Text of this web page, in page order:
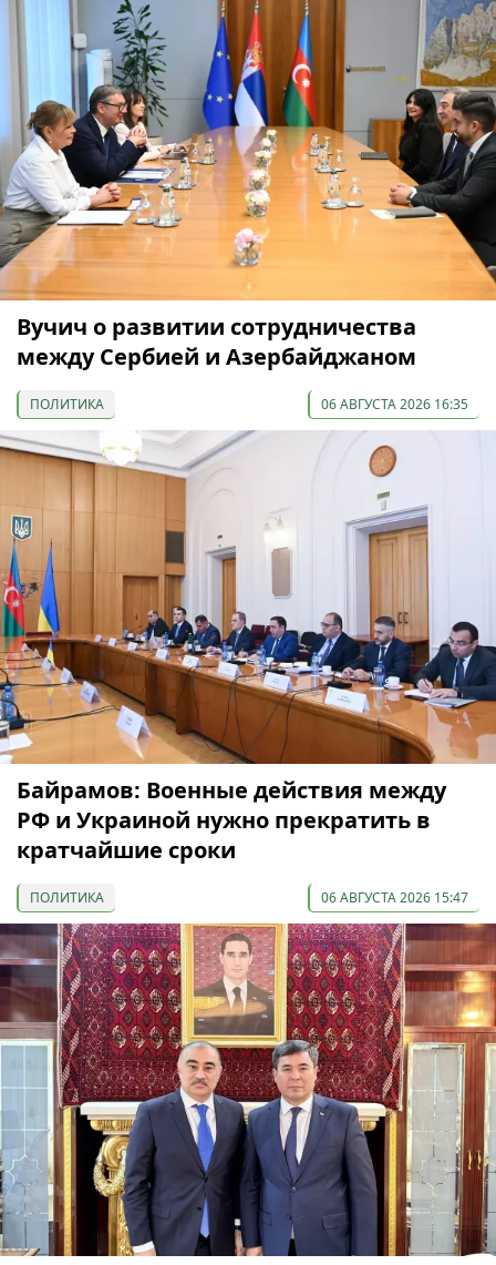
Вучич о развитии сотрудничества
между Сербией и Азербайджаном
ПОЛИТИКА 06 АВГУСТА 2026 16:35
Байрамов: Военные действия между
РФ и Украиной нужно прекратить в
кратчайшие сроки
ПОЛИТИКА 06 АВГУСТА 2026 15:47